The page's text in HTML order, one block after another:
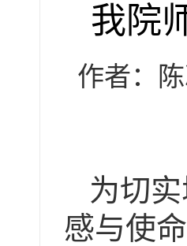
我院
作者：
为切
感与使